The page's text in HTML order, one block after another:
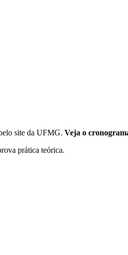
site da UFMG. Veja o
prática teórica.